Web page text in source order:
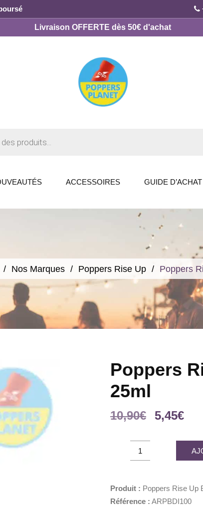
Livraison OFFERTE dès 50€ d'achat
ACCESSOIRES GUIDE D’ACHAT
Nos Marques Poppers Rise Up Poppers
Poppers
25ml
10,90€
Le
initial
5,45€Le
Poppers
Rise
Black
Label
Produit : Poppers Rise Up
Référence : ARPBDI100